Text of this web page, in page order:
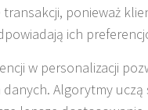
ponieważ
ich
w personalizacji
Algorytmy uczą